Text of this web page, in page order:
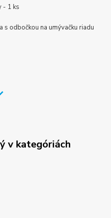
- 1 ks
s odbočkou na umývačku riadu
v kategóriách